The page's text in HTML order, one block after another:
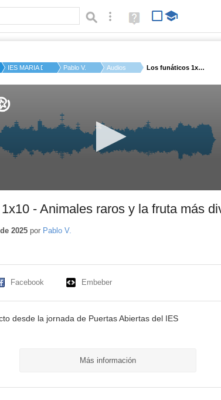
Búsqueda avanzada
Ayuda
(en
IES MARIA DE MOLINAPablo V. Audios Los funáticos 1x10 -...
- Animales raros y la fruta más
2025por Pablo V.
Facebook Embeber
desde la jornada de Puertas Abiertas del IES
Más información